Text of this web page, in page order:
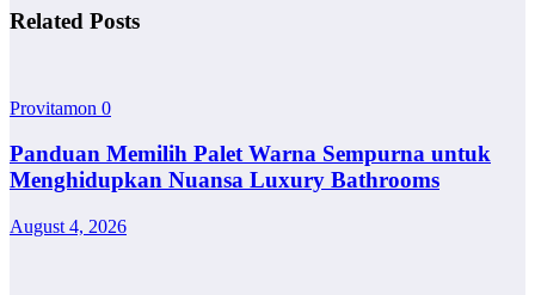
Related Posts
Provitamon 0
Panduan Memilih Palet Warna Sempurna untuk
Menghidupkan Nuansa Luxury Bathrooms
August 4, 2026